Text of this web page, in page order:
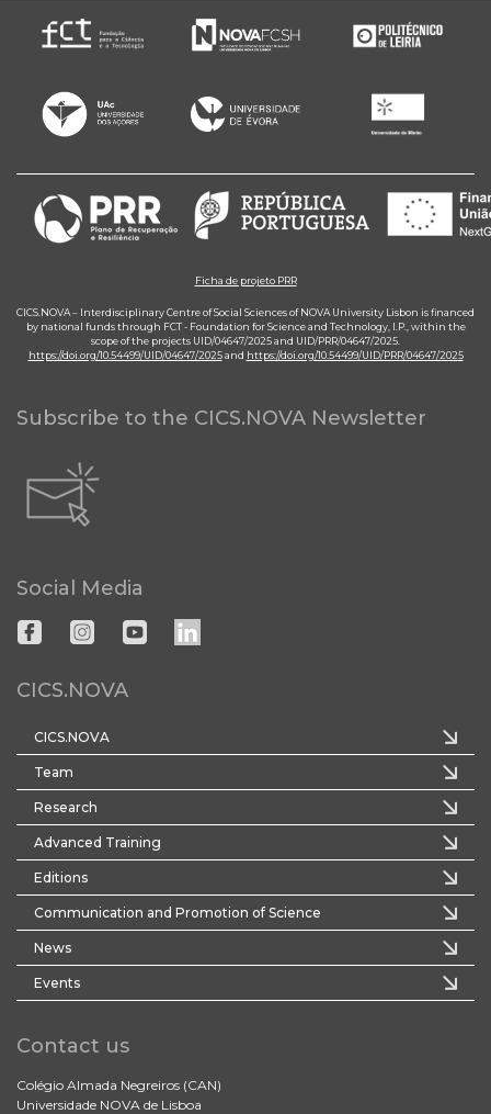
Ficha de projeto PRR
CICS.NOVA – Interdisciplinary Centre of Social Sciences of NOVA University Lisbon is financed
by national funds through FCT - Foundation for Science and Technology, I.P., within the
scope of the projects UID/04647/2025 and UID/PRR/04647/2025.
https://doi.org/10.54499/UID/04647/2025and https://doi.org/10.54499/UID/PRR/04647/2025
Subscribe to the CICS.NOVA Newsletter
Social Media
CICS.NOVA
CICS.NOVA
Team
Research
Advanced Training
Editions
Communication and Promotion of Science
News
Events
Contact us
Colégio Almada Negreiros (CAN)
Universidade NOVA de Lisboa